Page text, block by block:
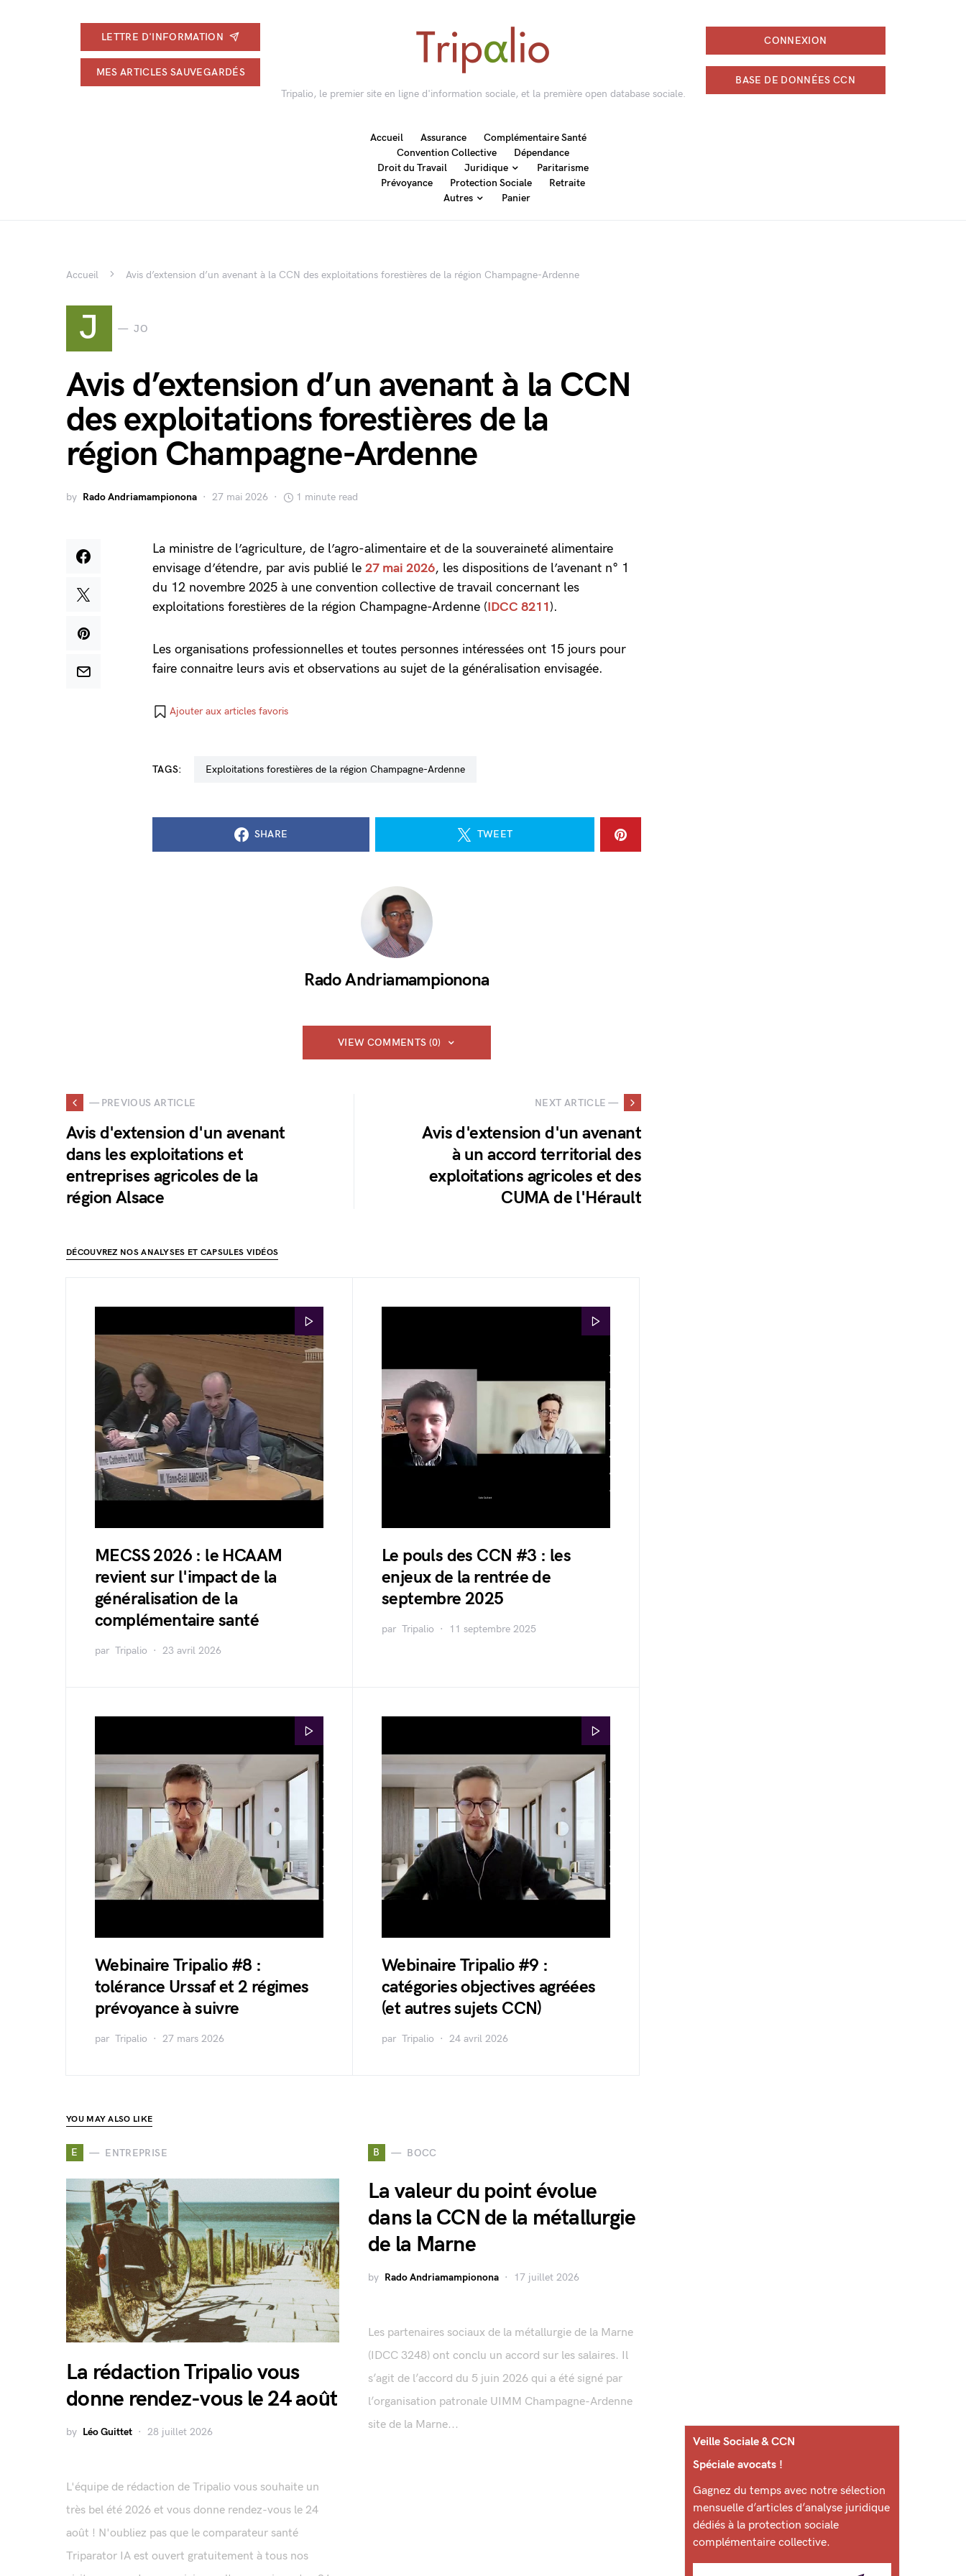
LETTRE D'INFORMATION
MES ARTICLES SAUVEGARDÉS
Tripalio, le premier site en ligne d'information sociale, et la première open database sociale.
CONNEXION
BASE DE DONNÉES CCN
Accueil Assurance
Complémentaire Santé
Convention Collective
Dépendance
Droit du Travail
Juridique
Paritarisme
Prévoyance
Protection Sociale
Retraite
Autres
Panier
Accueil Avis d’extension d’un avenant à la CCN des exploitations forestières de la région Champagne-Ardenne
J JO
Avis d’extension d’un avenant à la CCN
des exploitations forestières de la
région Champagne-Ardenne
by Rado Andriamampionona 27 mai 2026 1 minute read
La ministre de l’agriculture, de l’agro-alimentaire et de la souveraineté alimentaire
envisage d’étendre, par avis publié le 27 mai 2026, les dispositions de l’avenant n° 1
du 12 novembre 2025 à une convention collective de travail concernant les
exploitations forestières de la région Champagne-Ardenne (IDCC 8211).
Les organisations professionnelles et toutes personnes intéressées ont 15 jours pour
faire connaitre leurs avis et observations au sujet de la généralisation envisagée.
Ajouter aux articles favoris
TAGS: exploitations forestières de la région Champagne-Ardenne
SHARE TWEET
Rado Andriamampionona
VIEW COMMENTS (0)
— PREVIOUS ARTICLE
Avis d'extension d'un avenant
dans les exploitations et
entreprises agricoles de la
région Alsace
NEXT ARTICLE —
Avis d'extension d'un avenant
à un accord territorial des
exploitations agricoles et des
CUMA de l'Hérault
DÉCOUVREZ NOS ANALYSES ET CAPSULES VIDÉOS
MECSS 2026 : le HCAAM
revient sur l'impact de la
généralisation de la
complémentaire santé
par Tripalio 23 avril 2026
Le pouls des CCN #3 : les
enjeux de la rentrée de
septembre 2025
par Tripalio 11 septembre 2025
Webinaire Tripalio #8 :
tolérance Urssaf et 2 régimes
prévoyance à suivre
par Tripalio 27 mars 2026
Webinaire Tripalio #9 :
catégories objectives agréées
(et autres sujets CCN)
par Tripalio 24 avril 2026
YOU MAY ALSO LIKE
E ENTREPRISE
La rédaction Tripalio vous
donne rendez-vous le 24 août
by Léo Guittet 28 juillet 2026
L'équipe de rédaction de Tripalio vous souhaite un
très bel été 2026 et vous donne rendez-vous le 24
août ! N'oubliez pas que le comparateur santé
Triparator IA est ouvert gratuitement à tous nos
B BOCC
La valeur du point évolue
dans la CCN de la métallurgie
de la Marne
by Rado Andriamampionona 17 juillet 2026
Les partenaires sociaux de la métallurgie de la Marne
(IDCC 3248) ont conclu un accord sur les salaires. Il
s’agit de l’accord du 5 juin 2026 qui a été signé par
l’organisation patronale UIMM Champagne-Ardenne
site de la Marne...
Veille Sociale & CCN
Spéciale avocats !
Gagnez du temps avec notre sélection
mensuelle d’articles d’analyse juridique
dédiés à la protection sociale
complémentaire collective.